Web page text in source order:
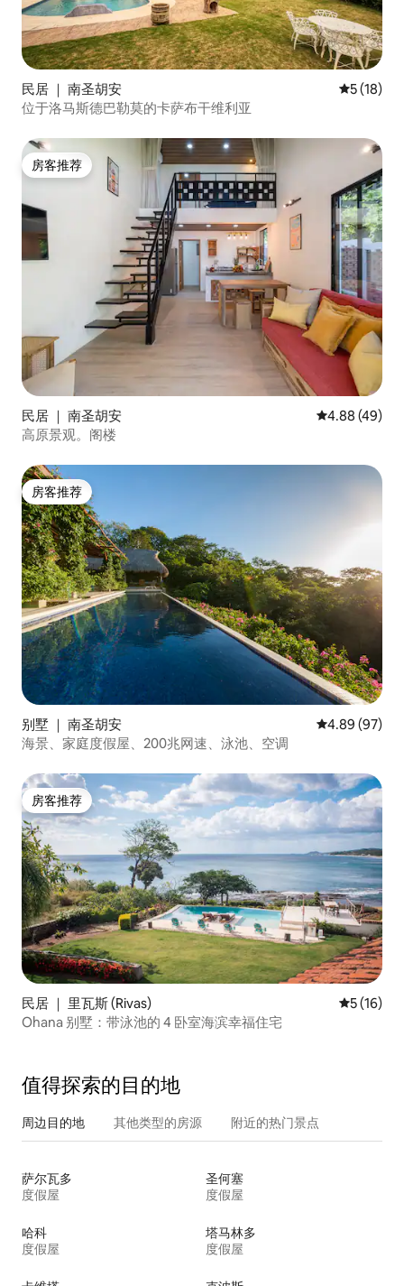
民居 ｜ 南圣胡安 平均评分
5 (18)
位于洛马斯德巴勒莫的卡萨布干维利亚
房客推荐
房客推荐
民居 ｜ 南圣胡安 平均评分
4.88 (49)
高原景观。阁楼
房客推荐
房客推荐
别墅 ｜ 南圣胡安 平均评分 4.89
4.89 (97)
海景、家庭度假屋、200兆网速、泳池、空调
房客推荐
房客推荐
民居 ｜ 里瓦斯 (Rivas) 平均评分
5 (16)
Ohana 别墅：带泳池的 4 卧室海滨幸福住宅
值得探索的目的地
周边目的地 其他类型的房源 附近的热门景点
萨尔瓦多
度假屋
圣何塞
度假屋
哈科
度假屋
塔马林多
度假屋